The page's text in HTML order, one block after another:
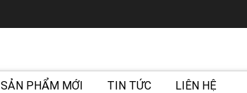
SẢN PHẨM MỚI TIN TỨC LIÊN HỆ